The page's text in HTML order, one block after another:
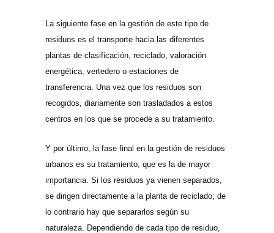
La siguiente fase en la gestión de este tipo de
residuos es el transporte hacia las diferentes
plantas de clasificación, reciclado, valoración
energética, vertedero o estaciones de
transferencia. Una vez que los residuos son
recogidos, diariamente son trasladados a estos
centros en los que se procede a su tratamiento.
Y por último, la fase final en la gestión de residuos
urbanos es su tratamiento, que es la de mayor
importancia. Si los residuos ya vienen separados,
se dirigen directamente a la planta de reciclado; de
lo contrario hay que separarlos según su
naturaleza. Dependiendo de cada tipo de residuo,